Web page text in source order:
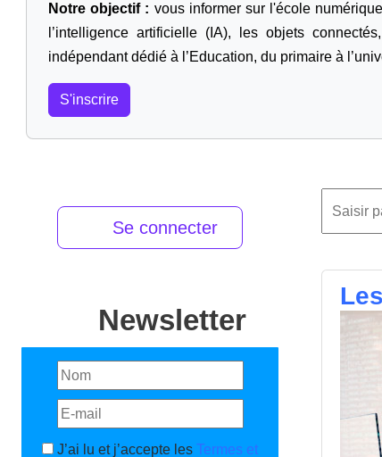
Notre objectif : vous informer sur l'école
l’intelligence artificielle (IA), les objets
indépendant dédié à l’Education, du primaire à
S'inscrire
Se connecter
Newsletter
J’ai lu et j’accepte les Termes et